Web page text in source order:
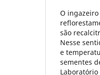
O
são
Nesse
e
sementes